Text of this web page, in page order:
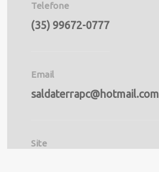
Telefone
(35) 99672-0777
Email
saldaterrapc@hotmail.com
Site